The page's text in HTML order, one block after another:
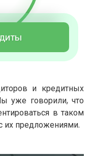
и кредитных
уже говорили, что
в таком
их предложениями.